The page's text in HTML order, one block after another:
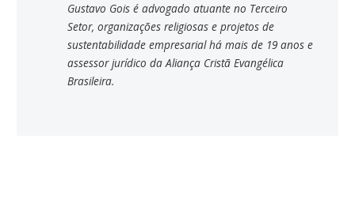
Gustavo Gois é advogado atuante no Terceiro
Setor, organizações religiosas e projetos de
sustentabilidade empresarial há mais de 19 anos e
assessor jurídico da Aliança Cristã Evangélica
Brasileira.